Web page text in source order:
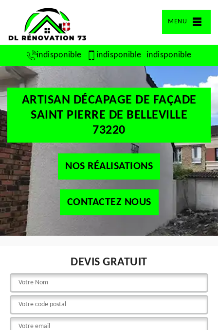
MENU
indisponible indisponible indisponible
ARTISAN DÉCAPAGE DE FAÇADE
SAINT PIERRE DE BELLEVILLE
73220
NOS RÉALISATIONS
CONTACTEZ NOUS
DEVIS GRATUIT